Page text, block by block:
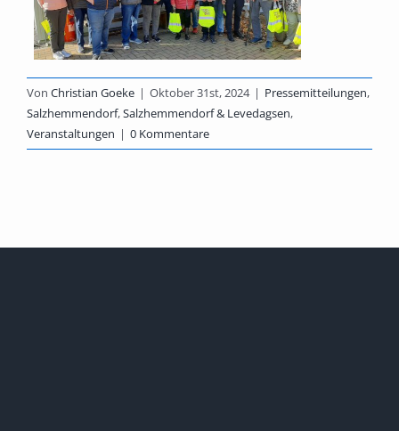
Von Christian Goeke | Oktober 31st, 2024 | Pressemitteilungen,
Salzhemmendorf,Salzhemmendorf & Levedagsen,
Veranstaltungen | 0 Kommentare